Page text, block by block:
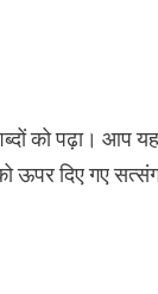
को पढ़ा। आप यह
ऊपर दिए गए